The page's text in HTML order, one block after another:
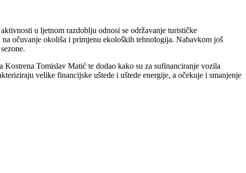
u ljetnom razdoblju odnosi se održavanje turističke
očuvanje okoliša i primjenu ekoloških tehnologija. Nabavkom još
Tomislav Matić te dodao kako su za sufinanciranje vozila
velike financijske uštede i uštede energije, a očekuje i smanjenje